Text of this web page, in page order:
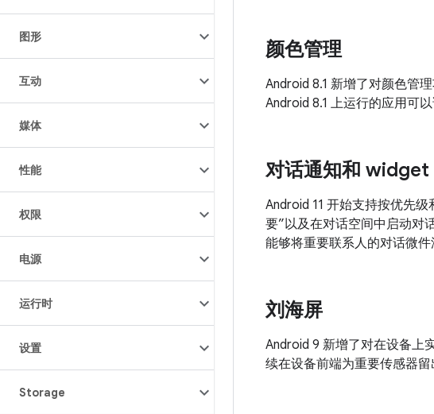
图形
互动
媒体
性能
权限
电源
运行时
设置
Storage
颜色管理
Android 8.1 新增了对颜色管
Android 8.1 上运行的应用可
对话通知和 widget
Android 11 开始支持按优先
要”以及在对话空间中启动对
能够将重要联系人的对话微
刘海屏
Android 9 新增了对在设备上
续在设备前端为重要传感器留